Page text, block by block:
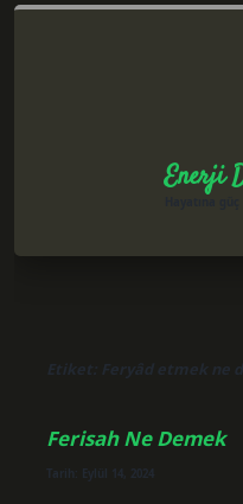
Enerji
Etiket: Feryâd etmek ne
Ferisah Ne Demek
Tarih: Eylül 14, 2024